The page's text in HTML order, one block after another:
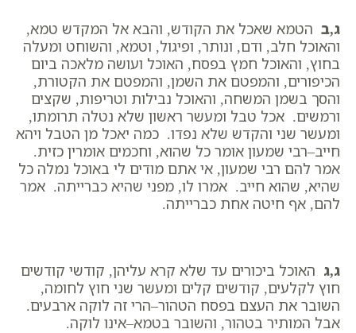
ג,ב הטמא שאכל את הקודש, והבא אל המקדש טמא,
והאוכל חלב, ודם, ונותר, ופיגול, וטמא, והשוחט ומעלה
בחוץ, והאוכל חמץ בפסח, האוכל ועושה מלאכה ביום
הכיפורים, והמפטם את השמן, והמפטם את הקטורת,
והסך בשמן המשחה, והאוכל נבילות וטריפות, שקצים
ורמשים. אכל טבל ומעשר ראשון שלא נטלה תרומתו,
ומעשר שני והקדש שלא נפדו. כמה יאכל מן הטבל ויהא
חייב–רבי שמעון אומר כל שהוא, וחכמים אומרין כזית.
אמר להם רבי שמעון, אי אתם מודים לי באוכל נמלה כל
שהיא, שהוא חייב. אמרו לו, מפני שהיא כברייתה. אמר
להם, אף חיטה אחת כברייתה.
ג,ג האוכל ביכורים עד שלא קרא עליהן, קודשי קודשים
חוץ לקלעים, קודשים קלים ומעשר שני חוץ לחומה,
השובר את העצם בפסח הטהור–הרי זה לוקה ארבעים.
אבל המותיר בטהור, והשובר בטמא–אינו לוקה.